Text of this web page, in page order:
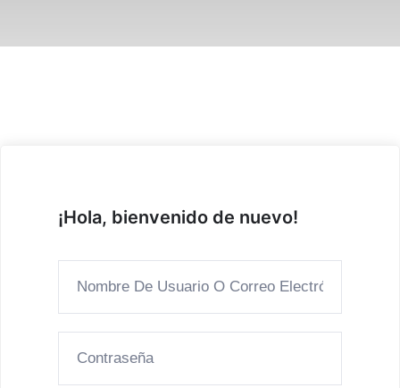
¡Hola, bienvenido de nuevo!